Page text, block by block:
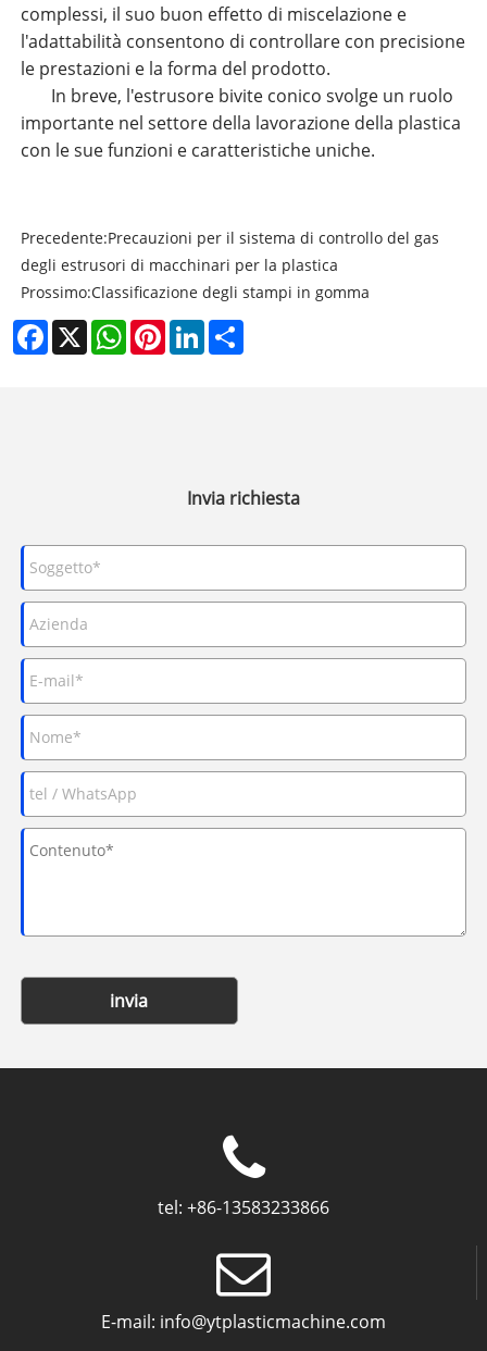
complessi, il suo buon effetto di miscelazione e
l'adattabilità consentono di controllare con precisione
le prestazioni e la forma del prodotto.
In breve, l'estrusore bivite conico svolge un ruolo
importante nel settore della lavorazione della plastica
con le sue funzioni e caratteristiche uniche.
Precedente:Precauzioni per il sistema di controllo del gas
degli estrusori di macchinari per la plastica
Prossimo:Classificazione degli stampi in gomma
Facebook
X WhatsAppPinterestLinkedIn
Invia richiesta
invia
tel: +86-13583233866
E-mail: info@ytplasticmachine.com